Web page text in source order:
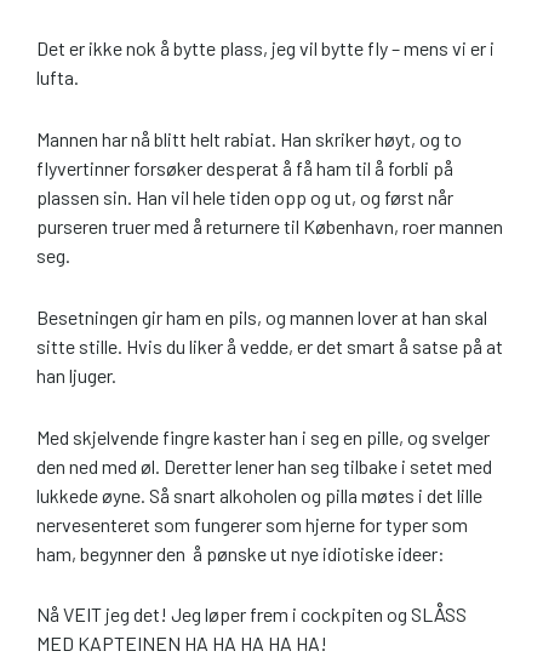
Det er ikke nok å bytte plass, jeg vil bytte fly – mens vi er i
lufta.
Mannen har nå blitt helt rabiat. Han skriker høyt, og to
flyvertinner forsøker desperat å få ham til å forbli på
plassen sin. Han vil hele tiden opp og ut, og først når
purseren truer med å returnere til København, roer mannen
seg.
Besetningen gir ham en pils, og mannen lover at han skal
sitte stille. Hvis du liker å vedde, er det smart å satse på at
han ljuger.
Med skjelvende fingre kaster han i seg en pille, og svelger
den ned med øl. Deretter lener han seg tilbake i setet med
lukkede øyne. Så snart alkoholen og pilla møtes i det lille
nervesenteret som fungerer som hjerne for typer som
ham, begynner den å pønske ut nye idiotiske ideer:
Nå VEIT jeg det! Jeg løper frem i cockpiten og SLÅSS
MED KAPTEINEN HA HA HA HA HA!